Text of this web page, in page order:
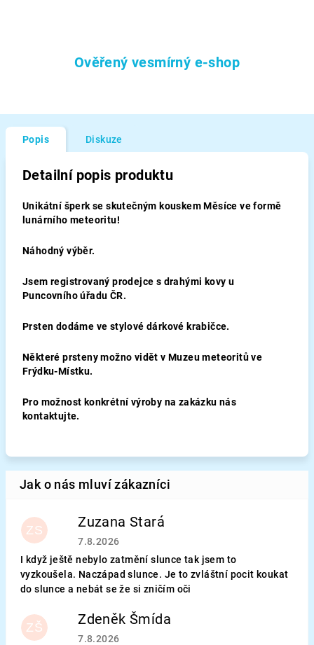
Ověřený vesmírný e-shop
Popis Diskuze
Detailní popis produktu
Unikátní šperk se skutečným kouskem Měsíce ve formě
lunárního meteoritu!
Náhodný výběr.
Jsem registrovaný prodejce s drahými kovy u
Puncovního úřadu ČR.
Prsten dodáme ve stylové dárkové krabičce.
Některé prsteny možno vidět v Muzeu meteoritů ve
Frýdku-Místku.
Pro možnost konkrétní výroby na zakázku nás
kontaktujte.
ZS Zuzana Stará
Hodnocení obchodu je 5 z 5 hvězdiček.
7.8.2026
I když ještě nebylo zatmění slunce tak jsem to
vyzkoušela. Naczápad slunce. Je to zvláštní pocit koukat
do slunce a nebát se že si zničím oči
ZŠ Zdeněk Šmída
Hodnocení obchodu je 5 z 5 hvězdiček.
7.8.2026